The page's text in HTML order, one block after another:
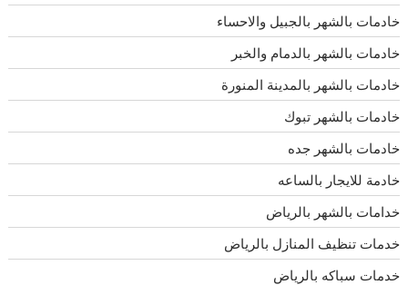
خادمات بالشهر بالجبيل والاحساء
خادمات بالشهر بالدمام والخبر
خادمات بالشهر بالمدينة المنورة
خادمات بالشهر تبوك
خادمات بالشهر جده
خادمة للايجار بالساعه
خدامات بالشهر بالرياض
خدمات تنظيف المنازل بالرياض
خدمات سباكه بالرياض